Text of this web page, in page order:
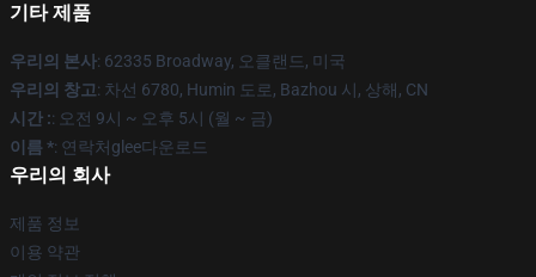
기타 제품
우리의 본사: 62335 Broadway, 오클랜드, 미국
우리의 창고: 차선 6780, Humin 도로, Bazhou 시, 상해, CN
시간 :: 오전 9시 ~ 오후 5시 (월 ~ 금)
이름 *: 연락처glee다운로드
우리의 회사
제품 정보
이용 약관